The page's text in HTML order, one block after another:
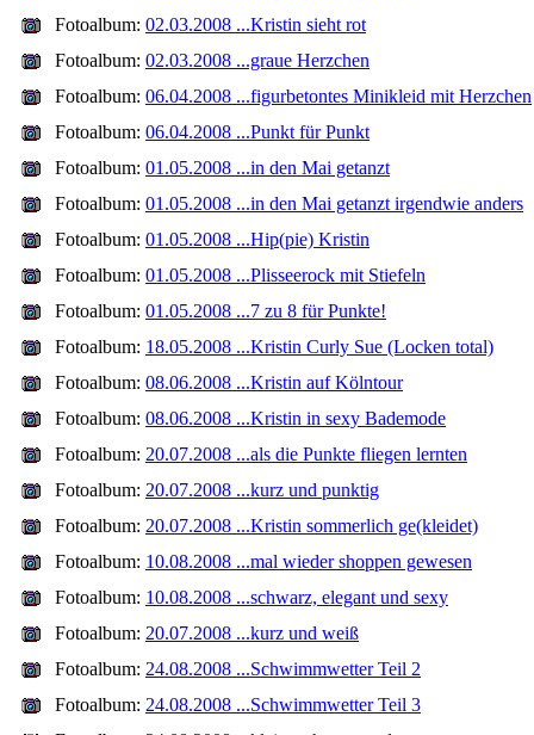
Fotoalbum: 02.03.2008 ...Kristin sieht rot
Fotoalbum: 02.03.2008 ...graue Herzchen
Fotoalbum: 06.04.2008 ...figurbetontes Minikleid mit Herzchen
Fotoalbum: 06.04.2008 ...Punkt für Punkt
Fotoalbum: 01.05.2008 ...in den Mai getanzt
Fotoalbum: 01.05.2008 ...in den Mai getanzt irgendwie anders
Fotoalbum: 01.05.2008 ...Hip(pie) Kristin
Fotoalbum: 01.05.2008 ...Plisseerock mit Stiefeln
Fotoalbum: 01.05.2008 ...7 zu 8 für Punkte!
Fotoalbum: 18.05.2008 ...Kristin Curly Sue (Locken total)
Fotoalbum: 08.06.2008 ...Kristin auf Kölntour
Fotoalbum: 08.06.2008 ...Kristin in sexy Bademode
Fotoalbum: 20.07.2008 ...als die Punkte fliegen lernten
Fotoalbum: 20.07.2008 ...kurz und punktig
Fotoalbum: 20.07.2008 ...Kristin sommerlich ge(kleidet)
Fotoalbum: 10.08.2008 ...mal wieder shoppen gewesen
Fotoalbum: 10.08.2008 ...schwarz, elegant und sexy
Fotoalbum: 20.07.2008 ...kurz und weiß
Fotoalbum: 24.08.2008 ...Schwimmwetter Teil 2
Fotoalbum: 24.08.2008 ...Schwimmwetter Teil 3